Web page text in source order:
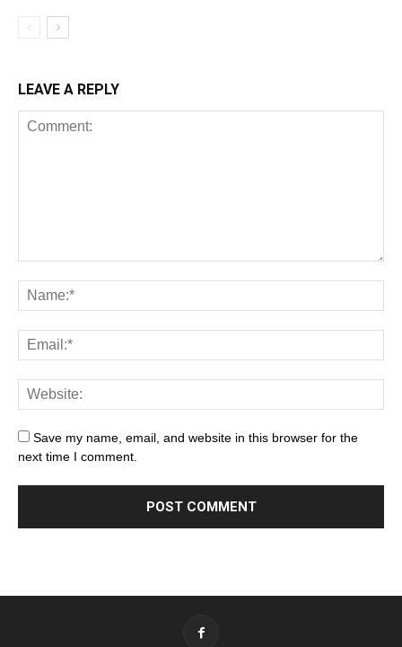
LEAVE A REPLY
Save my name, email, and website in this browser for the
next time I comment.